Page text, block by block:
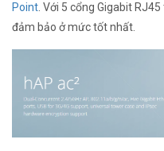
Point . Với 5 cổng Gigabit
đảm bảo ở mức tốt nhất.